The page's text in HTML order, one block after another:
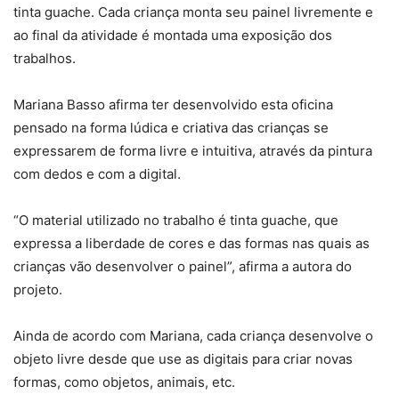
tinta guache. Cada criança monta seu painel livremente e
ao final da atividade é montada uma exposição dos
trabalhos.
Mariana Basso afirma ter desenvolvido esta oficina
pensado na forma lúdica e criativa das crianças se
expressarem de forma livre e intuitiva, através da pintura
com dedos e com a digital.
“O material utilizado no trabalho é tinta guache, que
expressa a liberdade de cores e das formas nas quais as
crianças vão desenvolver o painel”, afirma a autora do
projeto.
Ainda de acordo com Mariana, cada criança desenvolve o
objeto livre desde que use as digitais para criar novas
formas, como objetos, animais, etc.